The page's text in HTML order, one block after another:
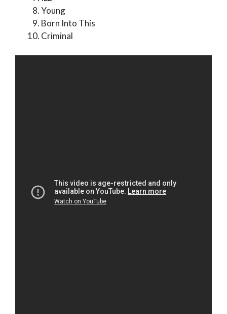
Young
Born Into This
Criminal